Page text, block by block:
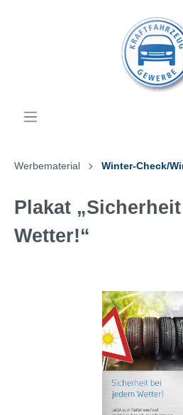
Werbematerial Winter-Check/
Plakat
Wetter!“